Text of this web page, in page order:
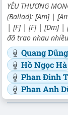
YÊU THƯƠNG
(Ballad): [Am] |
| [F] | [F] | [Dm] |
đã trao nhau
Quang Dũng
Hồ Ngọc Hà
Phan Đinh
Phan Anh